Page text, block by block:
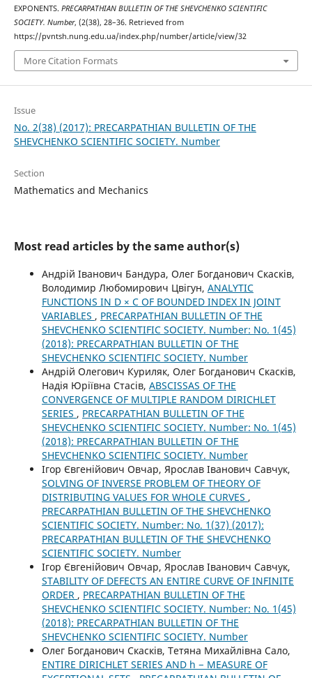
EXPONENTS. PRECARPATHIAN BULLETIN OF THE SHEVCHENKO SCIENTIFIC
SOCIETY. Number, (2(38), 28–36. Retrieved from
https://pvntsh.nung.edu.ua/index.php/number/article/view/32
More Citation Formats
Issue
No. 2(38) (2017): PRECARPATHIAN BULLETIN OF THE
SHEVCHENKO SCIENTIFIC SOCIETY. Number
Section
Mathematics and Mechanics
Most read articles by the same author(s)
Андрій Іванович Бандура, Олег Богданович Скасків,
Володимир Любомирович Цвігун, ANALYTIC
FUNCTIONS IN D × C OF BOUNDED INDEX IN JOINT
VARIABLES , PRECARPATHIAN BULLETIN OF THE
SHEVCHENKO SCIENTIFIC SOCIETY. Number: No. 1(45)
(2018): PRECARPATHIAN BULLETIN OF THE
SHEVCHENKO SCIENTIFIC SOCIETY. Number
Андрій Олегович Куриляк, Олег Богданович Скасків,
Надія Юріївна Стасів, ABSCISSAS OF THE
CONVERGENCE OF MULTIPLE RANDOM DIRICHLET
SERIES , PRECARPATHIAN BULLETIN OF THE
SHEVCHENKO SCIENTIFIC SOCIETY. Number: No. 1(45)
(2018): PRECARPATHIAN BULLETIN OF THE
SHEVCHENKO SCIENTIFIC SOCIETY. Number
Ігор Євгенійович Овчар, Ярослав Іванович Савчук,
SOLVING OF INVERSE PROBLEM OF THEORY OF
DISTRIBUTING VALUES FOR WHOLE CURVES ,
PRECARPATHIAN BULLETIN OF THE SHEVCHENKO
SCIENTIFIC SOCIETY. Number: No. 1(37) (2017):
PRECARPATHIAN BULLETIN OF THE SHEVCHENKO
SCIENTIFIC SOCIETY. Number
Ігор Євгенійович Овчар, Ярослав Іванович Савчук,
STABILITY OF DEFECTS AN ENTIRE CURVE OF INFINITE
ORDER , PRECARPATHIAN BULLETIN OF THE
SHEVCHENKO SCIENTIFIC SOCIETY. Number: No. 1(45)
(2018): PRECARPATHIAN BULLETIN OF THE
SHEVCHENKO SCIENTIFIC SOCIETY. Number
Олег Богданович Скасків, Тетяна Михайлівна Сало,
ENTIRE DIRICHLET SERIES AND h − MEASURE OF